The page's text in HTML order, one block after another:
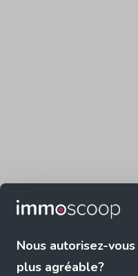
Nous autorisez-
plus agréable?